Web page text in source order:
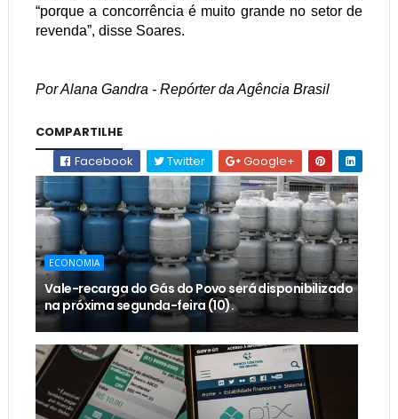
“porque a concorrência é muito grande no setor de
revenda”, disse Soares.
Por Alana Gandra - Repórter da Agência Brasil
COMPARTILHE
Facebook
Twitter Google+
ECONOMIA
Vale-recarga do Gás do Povo será disponibilizado
na próxima segunda-feira (10).